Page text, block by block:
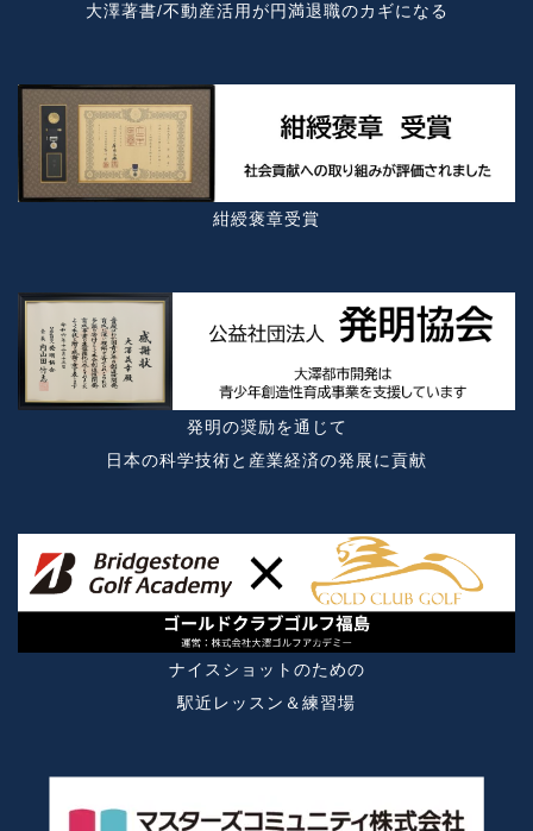
大澤著書/不動産活用が円満退職のカギになる
紺綬褒章受賞
発明の奨励を通じて
日本の科学技術と産業経済の発展に貢献
ナイスショットのための
駅近レッスン＆練習場